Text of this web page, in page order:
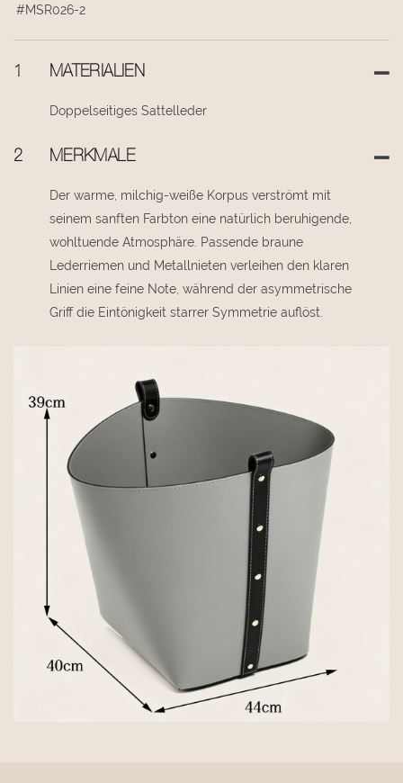
#MSR026-2
1 MATERIALIEN
Doppelseitiges Sattelleder
2 MERKMALE
Der warme, milchig-weiße Korpus verströmt mit
seinem sanften Farbton eine natürlich beruhigende,
wohltuende Atmosphäre. Passende braune
Lederriemen und Metallnieten verleihen den klaren
Linien eine feine Note, während der asymmetrische
Griff die Eintönigkeit starrer Symmetrie auflöst.